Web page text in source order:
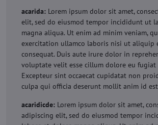
acarida: Lorem ipsum dolor sit amet,
elit, sed do eiusmod tempor incididunt ut
magna aliqua. Ut enim ad minim veniam,
exercitation ullamco laboris nisi ut aliquip
consequat. Duis aute irure dolor in
voluptate velit esse cillum dolore eu fugiat
Excepteur sint occaecat cupidatat non
culpa qui officia deserunt mollit anim id
acaridicde: Lorem ipsum dolor sit amet,
adipiscing elit, sed do eiusmod tempor